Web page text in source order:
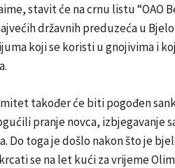
stavit će na crnu listu “OAO
državnih preduzeća u
koji se koristi u gnojivima i
također će biti pogođen
pranje novca, izbjegavanje
Do toga je došlo nakon što je
se na let kući za vrijeme